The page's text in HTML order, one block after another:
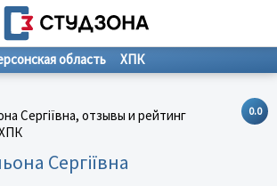
область ХПК
0.0
Сергіївна